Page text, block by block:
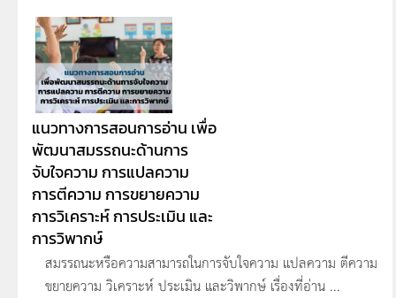
แนวทางการสอนการอ่าน เพื่อ
พัฒนาสมรรถนะด้านการ
จับใจความ การแปลความ
การตีความ การขยายความ
การวิเคราะห์ การประเมิน และ
การวิพากษ์
สมรรถนะหรือความสามารถในการจับใจความ แปลความ ตีความ
ขยายความ วิเคราะห์ ประเมิน และวิพากษ์ เรื่องที่อ่าน ...